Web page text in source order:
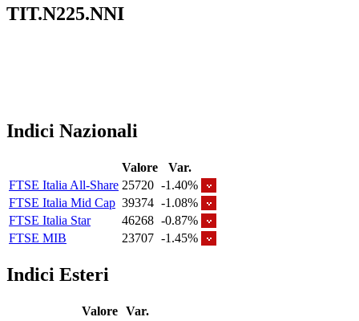
TIT.N225.NNI
Indici Nazionali
Valore
Var.
FTSE Italia All-Share 25720 -1.40%
FTSE Italia Mid Cap 39374 -1.08%
FTSE Italia Star
46268 -0.87%
FTSE MIB
23707 -1.45%
Indici Esteri
Valore Var.